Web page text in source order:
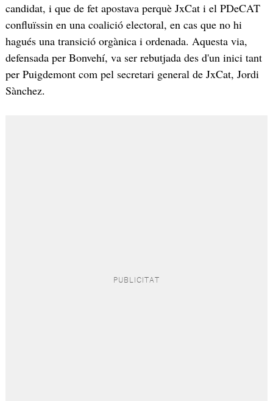
candidat, i que de fet apostava perquè JxCat i el PDeCAT
confluïssin en una coalició electoral, en cas que no hi
hagués una transició orgànica i ordenada. Aquesta via,
defensada per Bonvehí, va ser rebutjada des d'un inici tant
per Puigdemont com pel secretari general de JxCat, Jordi
Sànchez.